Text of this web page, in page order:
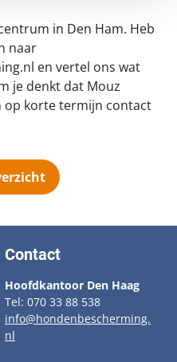
in Den Ham. Heb
naar
en vertel ons wat
je denkt dat Mouz
op korte termijn contact
Contact
Hoofdkantoor Den Haag
Tel: 070 33 88 538
info@hondenbescherming.
nl